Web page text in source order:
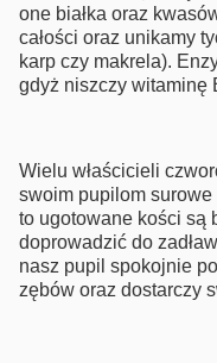
one białka oraz
całości oraz unikamy
karp czy makrela).
gdyż niszczy witaminę
Wielu właścicieli
swoim pupilom
to ugotowane kości są
doprowadzić do
nasz pupil spokojnie
zębów oraz dostarczy